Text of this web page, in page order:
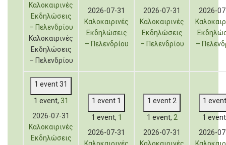
Καλοκαιρινές
Εκδηλώσεις
– Πελενδρίου
Καλοκαιρινές
Εκδηλώσεις
– Πελενδρίου
2026-07-31
Καλοκαιρινές
Εκδηλώσεις
– Πελενδρίου
2026-07-31
Καλοκαιρινές
Εκδηλώσεις
– Πελενδρίου
2026-
–
1 event31
1 event, 31
2026-07-31
Καλοκαιρινές
Εκδηλώσεις
1 event 1
1 event, 1
2026-07-31
Καλοκαιρινές
1 event2
1 event, 2
2026-07-31
Καλοκαιρινές
1
1
2026-